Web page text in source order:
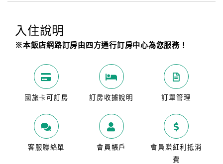
入住說明
※本飯店網路訂房由四方通行訂房中心為您服務！
國旅卡可訂房 訂房收據說明 訂單管理
客服聯絡單 會員帳戶
會員賺紅利抵消
費